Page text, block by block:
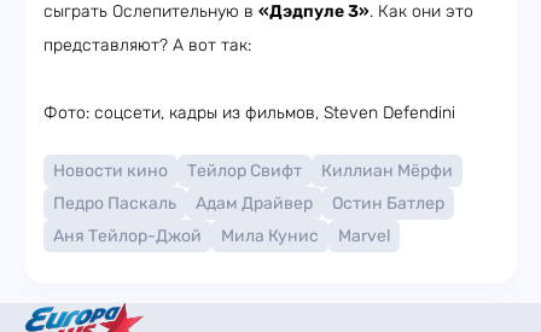
сыграть Ослепительную в «Дэдпуле 3». Как они это
представляют? А вот так:
Фото: соцсети, кадры из фильмов, Steven Defendini
Новости кино Тейлор Свифт
Киллиан Мёрфи
Педро Паскаль
Адам Драйвер
Остин Батлер
Аня Тейлор-Джой
Мила Кунис Marvel